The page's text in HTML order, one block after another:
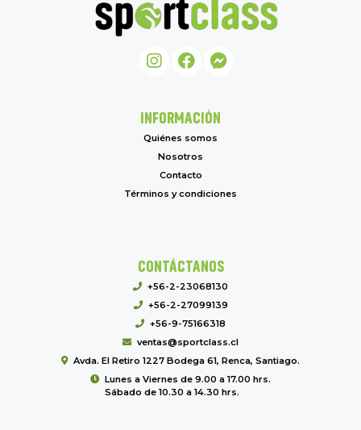
INFORMACIÓN
Quiénes somos
Nosotros
Contacto
Términos y condiciones
CONTÁCTANOS
+56-2-23068130
+56-2-27099139
+56-9-75166318
ventas@sportclass.cl
Avda. El Retiro 1227 Bodega 61, Renca, Santiago.
Lunes a Viernes de 9.00 a 17.00 hrs.
Sábado de 10.30 a 14.30 hrs.